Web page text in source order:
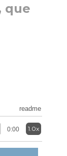
que
readme
0:00 1.0x